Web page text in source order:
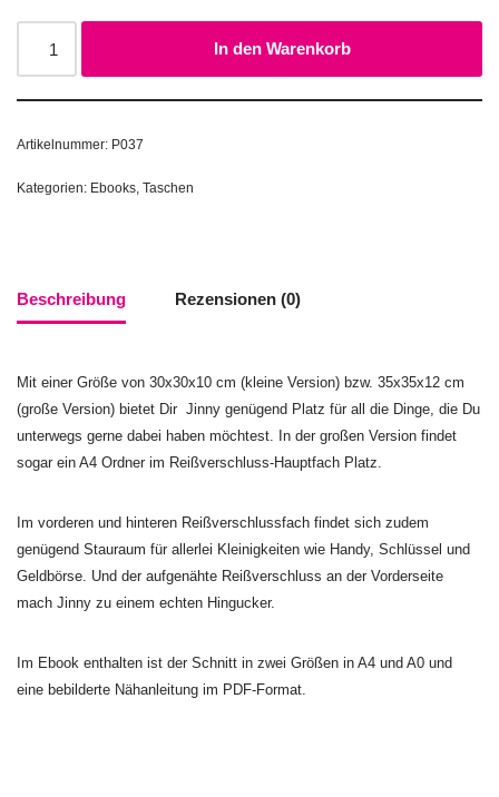
In den Warenkorb
Artikelnummer: P037
Kategorien: Ebooks, Taschen
Beschreibung Rezensionen (0)
Mit einer Größe von 30x30x10 cm (kleine Version) bzw. 35x35x12 cm
(große Version) bietet Dir Jinny genügend Platz für all die Dinge, die Du
unterwegs gerne dabei haben möchtest. In der großen Version findet
sogar ein A4 Ordner im Reißverschluss-Hauptfach Platz.
Im vorderen und hinteren Reißverschlussfach findet sich zudem
genügend Stauraum für allerlei Kleinigkeiten wie Handy, Schlüssel und
Geldbörse. Und der aufgenähte Reißverschluss an der Vorderseite
mach Jinny zu einem echten Hingucker.
Im Ebook enthalten ist der Schnitt in zwei Größen in A4 und A0 und
eine bebilderte Nähanleitung im PDF-Format.